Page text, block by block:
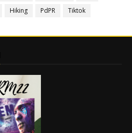
Hiking PdPR Tiktok